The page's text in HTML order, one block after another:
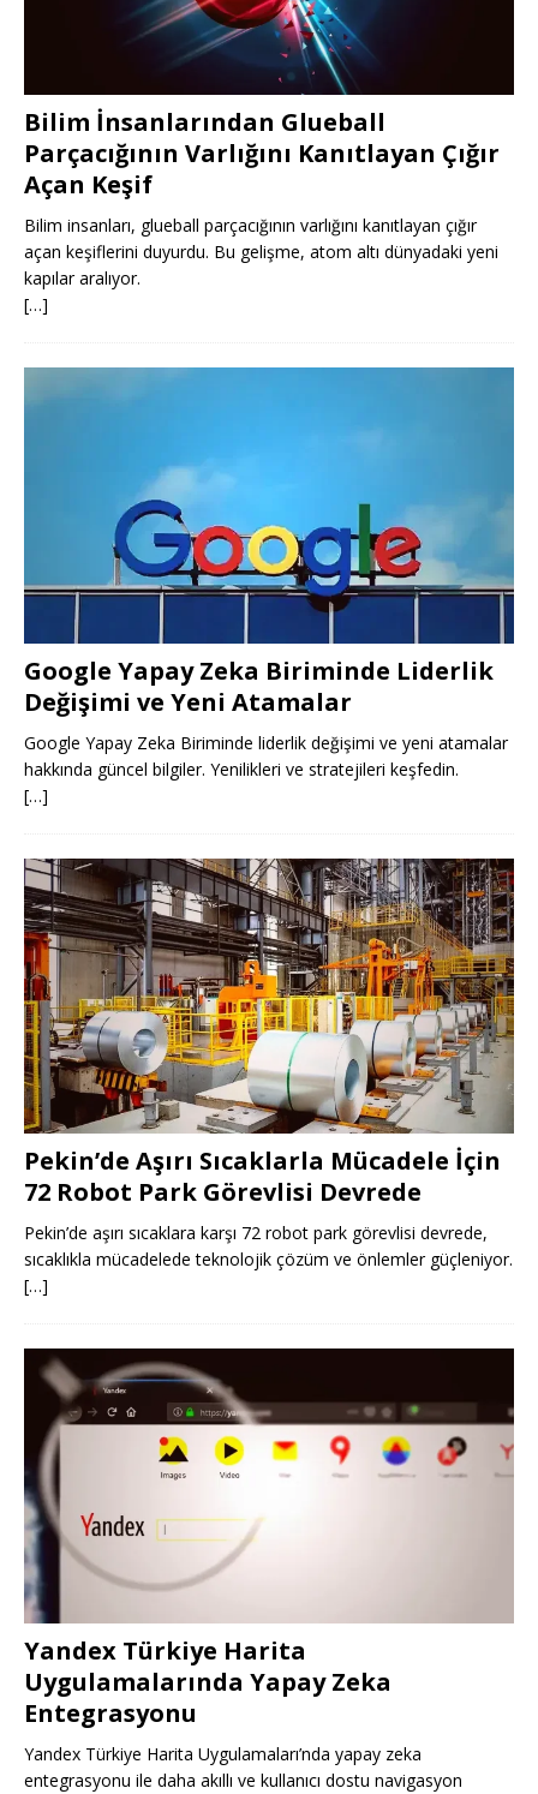
Bilim İnsanlarından Glueball
Parçacığının Varlığını Kanıtlayan Çığır
Açan Keşif
Bilim insanları, glueball parçacığının varlığını kanıtlayan çığır
açan keşiflerini duyurdu. Bu gelişme, atom altı dünyadaki yeni
kapılar aralıyor.
[…]
Google Yapay Zeka Biriminde Liderlik
Değişimi ve Yeni Atamalar
Google Yapay Zeka Biriminde liderlik değişimi ve yeni atamalar
hakkında güncel bilgiler. Yenilikleri ve stratejileri keşfedin.
[…]
Pekin’de Aşırı Sıcaklarla Mücadele İçin
72 Robot Park Görevlisi Devrede
Pekin’de aşırı sıcaklara karşı 72 robot park görevlisi devrede,
sıcaklıkla mücadelede teknolojik çözüm ve önlemler güçleniyor.
[…]
Yandex Türkiye Harita
Uygulamalarında Yapay Zeka
Entegrasyonu
Yandex Türkiye Harita Uygulamaları’nda yapay zeka
entegrasyonu ile daha akıllı ve kullanıcı dostu navigasyon